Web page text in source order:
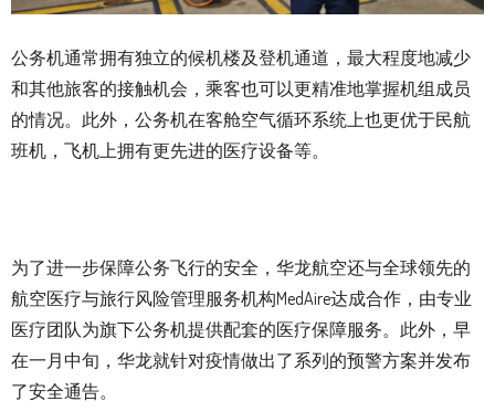
公务机通常拥有独立的候机楼及登机通道，最大程度地减少
和其他旅客的接触机会，乘客也可以更精准地掌握机组成员
的情况。此外，公务机在客舱空气循环系统上也更优于民航
班机，飞机上拥有更先进的医疗设备等。
为了进一步保障公务飞行的安全，华龙航空还与全球领先的
航空医疗与旅行风险管理服务机构MedAire达成合作，由专业
医疗团队为旗下公务机提供配套的医疗保障服务。此外，早
在一月中旬，华龙就针对疫情做出了系列的预警方案并发布
了安全通告。